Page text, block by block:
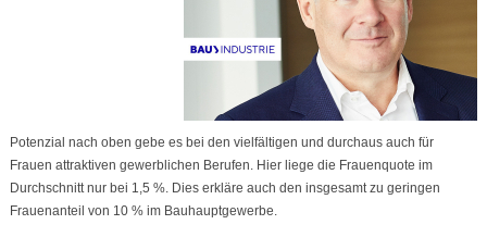
Potenzial nach oben gebe es bei den vielfältigen und durchaus auch für
Frauen attraktiven gewerblichen Berufen. Hier liege die Frauenquote im
Durchschnitt nur bei 1,5 %. Dies erkläre auch den insgesamt zu geringen
Frauenanteil von 10 % im Bauhauptgewerbe.